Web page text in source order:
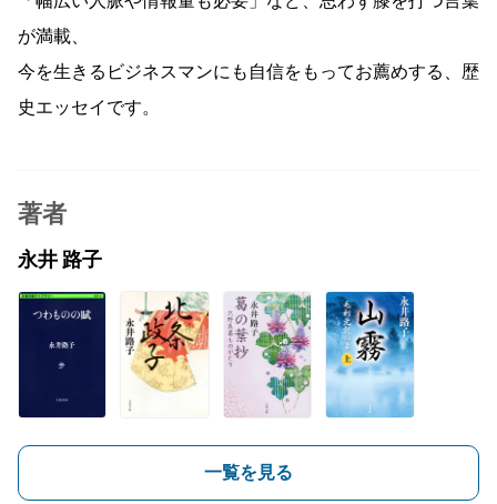
が満載、
今を生きるビジネスマンにも自信をもってお薦めする、歴
史エッセイです。
著者
永井 路子
一覧を見る